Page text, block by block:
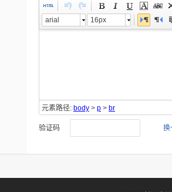
arial 16px
元素路径: body > p > br
验证码 换